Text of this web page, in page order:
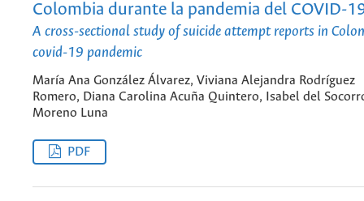
Colombia durante la pandemia del COVID-
A cross-sectional study of suicide attempt reports in
covid-19 pandemic
María Ana González Álvarez, Viviana Alejandra Rodríguez
Romero, Diana Carolina Acuña Quintero, Isabel del
Moreno Luna
PDF